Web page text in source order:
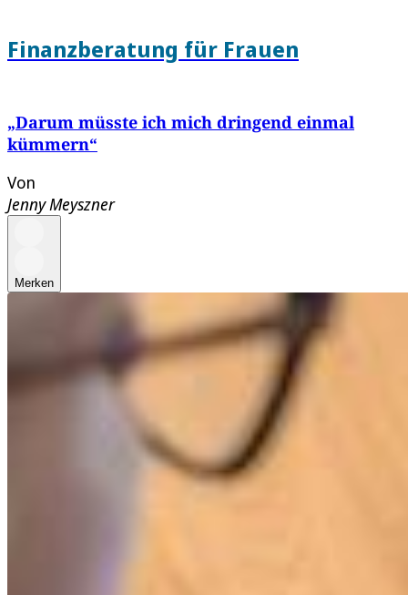
Finanzberatung für Frauen
„Darum müsste ich mich dringend einmal
kümmern“
Von
Jenny Meyszner
Merken